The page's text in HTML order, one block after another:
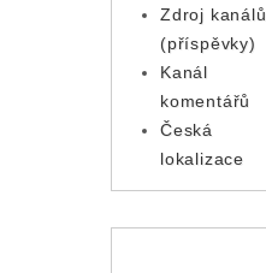
Zdroj kanálů
(příspěvky)
Kanál
komentářů
Česká
lokalizace